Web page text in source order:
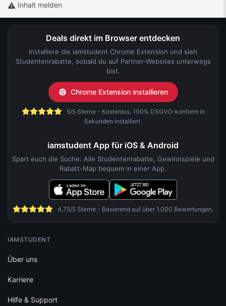
Inhalt melden
Deals direkt im Browser entdecken
Installiere die iamstudent Chrome Extension und sieh
Studentenrabatte, sobald du auf Partner-Websites unterwegs
bist.
Chrome Extension installieren
5/5 Sterne - Kostenlos, 100% DSGVO-konform in
Sekunden installiert.
iamstudent App für iOS & Android
Spart euch die Suche: Alle Studentenrabatte, Gewinnspiele und
Rabatt-Map bequem in einer App.
4,75/5 Sterne - Basierend auf über 1.000 Bewertungen.
IAMSTUDENT
Über uns
Karriere
Hilfe & Support